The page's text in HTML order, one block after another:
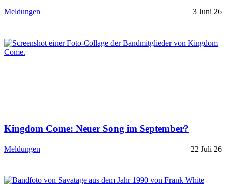
Meldungen 3 Juni 26
Kingdom Come: Neuer Song im September?
Meldungen 22 Juli 26